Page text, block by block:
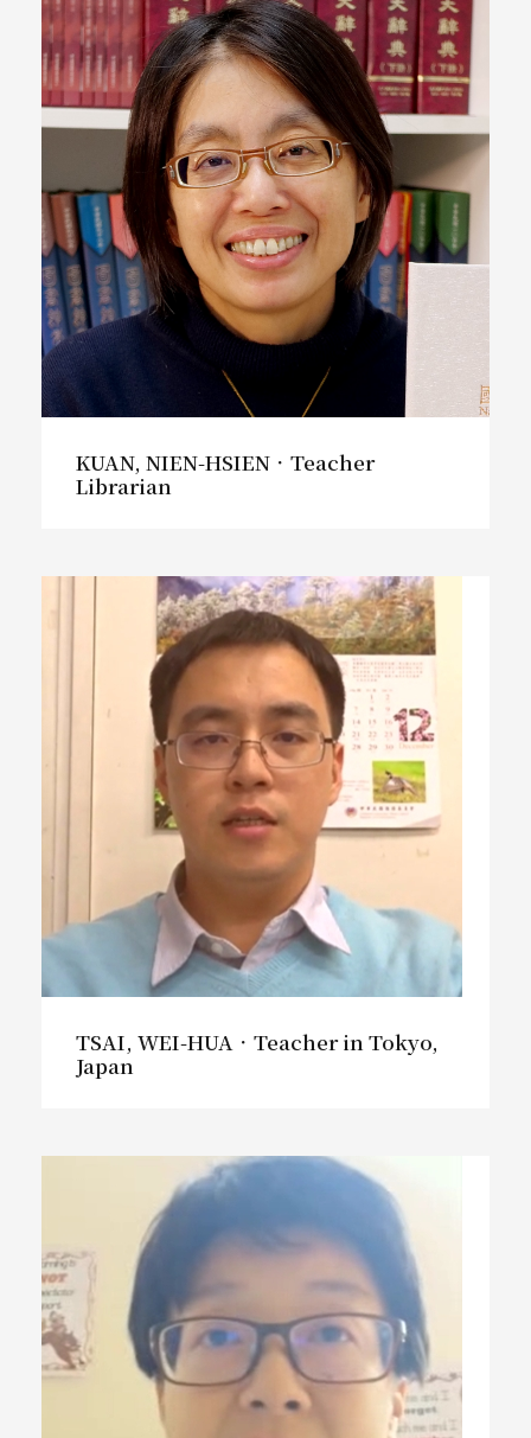
KUAN, NIEN-HSIEN．Teacher
Librarian
TSAI, WEI-HUA．Teacher in Tokyo,
Japan